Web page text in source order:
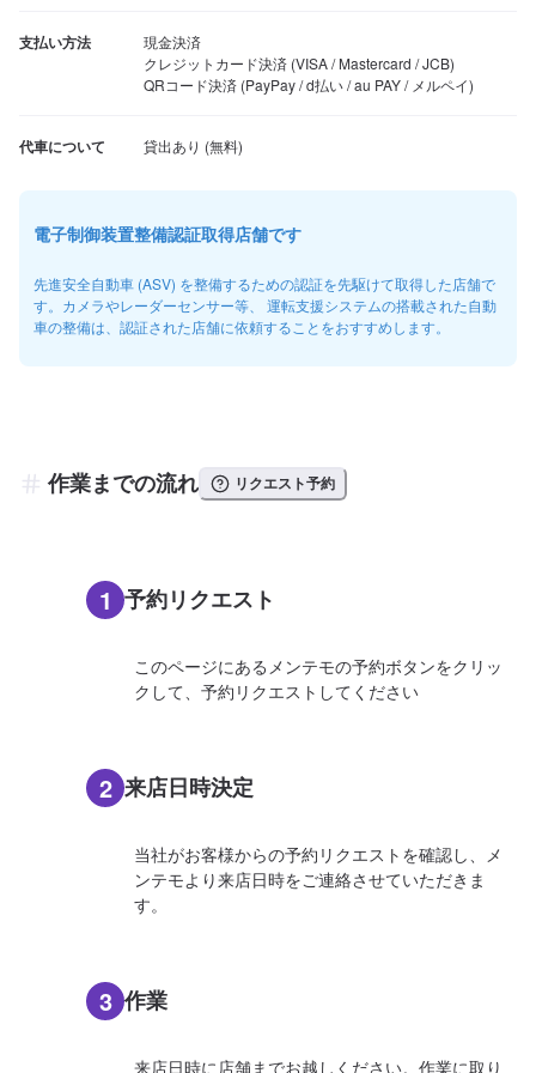
支払い方法
現金決済
クレジットカード決済 (VISA / Mastercard / JCB)
QRコード決済 (PayPay / d払い / au PAY / メルペイ)
代車について
電子制御装置整備認証取得店舗です
先進安全自動車 (ASV) を整備するための認証を先駆けて取得した店舗で
す。カメラやレーダーセンサー等、 運転支援システムの搭載された自動
車の整備は、認証された店舗に依頼することをおすすめします。
作業までの流れ リクエスト予約
1 予約リクエスト
このページにあるメンテモの予約ボタンをクリッ
クして、予約リクエストしてください
2 来店日時決定
当社がお客様からの予約リクエストを確認し、メ
ンテモより来店日時をご連絡させていただきま
す。
3 作業
来店日時に店舗までお越しください。作業に取り